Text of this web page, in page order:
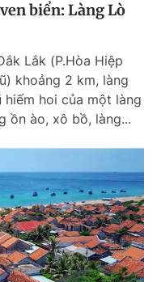
biển: Làng Lò
Lắk (P.Hòa Hiệp
khoảng 2 km, làng
hoi của một làng
ồn ào, xô bồ, làng...